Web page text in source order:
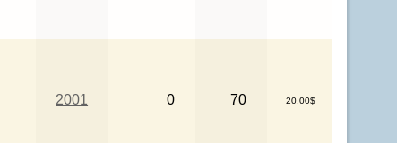
2001 0 70 20.00$